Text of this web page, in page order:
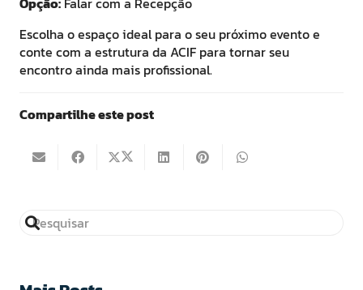
Escolha o espaço ideal para o seu próximo evento e
conte com a estrutura da ACIF para tornar seu
encontro ainda mais profissional.
Compartilhe este post